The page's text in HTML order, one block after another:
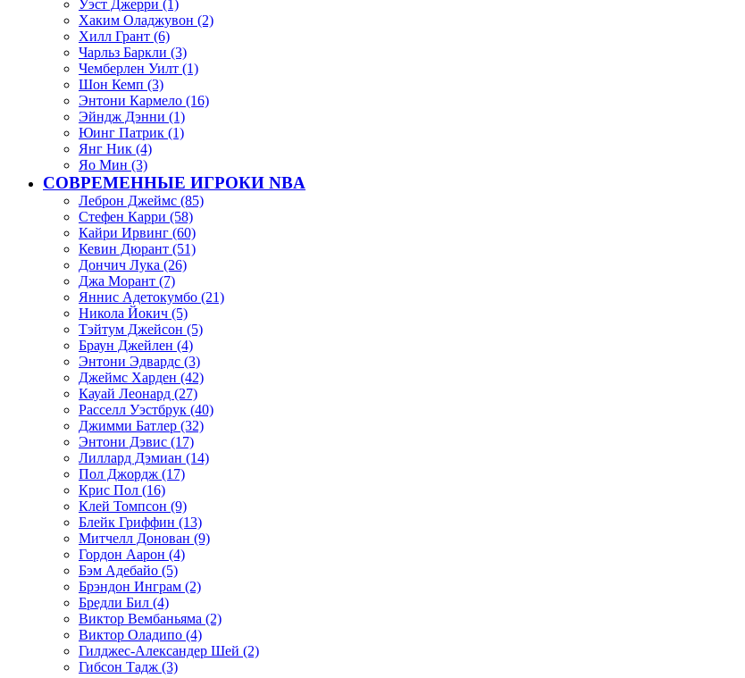
Уэст Джерри (1)
Хаким Оладжувон (2)
Хилл Грант (6)
Чарльз Баркли (3)
Чемберлен Уилт (1)
Шон Кемп (3)
Энтони Кармело (16)
Эйндж Дэнни (1)
Юинг Патрик (1)
Янг Ник (4)
Яо Мин (3)
СОВРЕМЕННЫЕ ИГРОКИ NBA
Леброн Джеймс (85)
Стефен Карри (58)
Кайри Ирвинг (60)
Кевин Дюрант (51)
Дончич Лука (26)
Джа Морант (7)
Яннис Адетокумбо (21)
Никола Йокич (5)
Тэйтум Джейсон (5)
Браун Джейлен (4)
Энтони Эдвардс (3)
Джеймс Харден (42)
Кауай Леонард (27)
Расселл Уэстбрук (40)
Джимми Батлер (32)
Энтони Дэвис (17)
Лиллард Дэмиан (14)
Пол Джордж (17)
Крис Пол (16)
Клей Томпсон (9)
Блейк Гриффин (13)
Митчелл Донован (9)
Гордон Аарон (4)
Бэм Адебайо (5)
Брэндон Инграм (2)
Бредли Бил (4)
Виктор Вембаньяма (2)
Виктор Оладипо (4)
Гилджес-Александер Шей (2)
Гибсон Тадж (3)